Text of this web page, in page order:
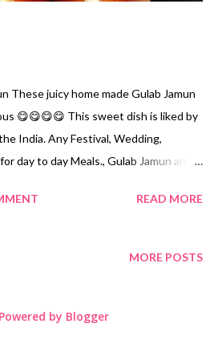
These juicy home made Gulab Jamun
😋😋😋😋 This sweet dish is liked by
India. Any Festival, Wedding,
day to day Meals., Gulab Jamun are
*Maida...50 grams *Sugar...2
4 tsp Optional *Ghee ....for frying
choice. *Make a soft ball by keeping
READ MORE
MORE POSTS
Powered by Blogger